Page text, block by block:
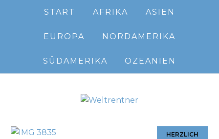
START AFRIKA ASIEN
EUROPA NORDAMERIKA
SÜDAMERIKA OZEANIEN
HERZLICH